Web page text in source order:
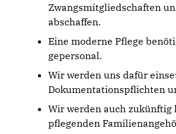
Zwangsmitgliedschaften
abschaffen.
Eine moderne Pflege
gepersonal.
Wir werden uns dafür
Dokumentationspflichten
Wir werden auch
pflegenden